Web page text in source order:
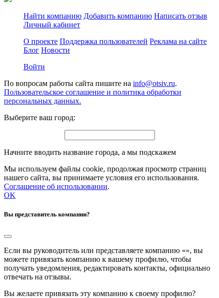
Найти компанию Добавить компанию Написать отзыв
Личный кабинет
О проекте Поддержка пользователей Реклама на сайте
Блог Новости
Войти
По вопросам работы сайта пишите на info@otsiv.ru.
Пользовательское соглашение и политика обработки
персональных данных.
Выберите ваш город:
Начните вводить название города, а мы подскажем
Мы используем файлы cookie, продолжая просмотр страниц
нашего сайта, вы принимаете условия его использования.
Соглашение об использовании.
OK
Вы представитель компании?
Если вы руководитель или представляете компанию «», вы
можете привязать компанию к вашему профилю, чтобы
получать уведомления, редактировать контакты, официально
отвечать на отзывы.
Вы желаете привязать эту компанию к своему профилю?